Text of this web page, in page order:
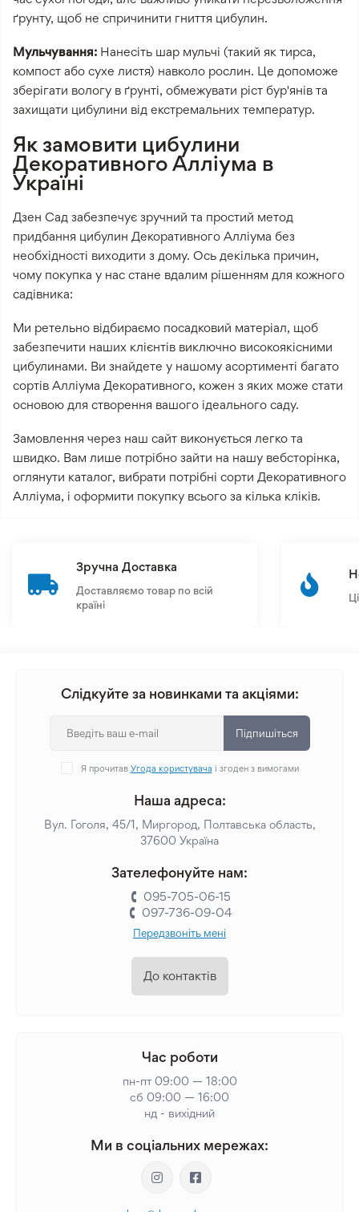
ґрунту, щоб не спричинити гниття цибулин.
Мульчування: Нанесіть шар мульчі (такий як тирса,
компост або сухе листя) навколо рослин. Це допоможе
зберігати вологу в ґрунті, обмежувати ріст бур'янів та
захищати цибулини від екстремальних температур.
Як замовити цибулини
Декоративного Алліума в
Україні
Дзен Сад забезпечує зручний та простий метод
придбання цибулин Декоративного Алліума без
необхідності виходити з дому. Ось декілька причин,
чому покупка у нас стане вдалим рішенням для кожного
садівника:
Ми ретельно відбираємо посадковий матеріал, щоб
забезпечити наших клієнтів виключно високоякісними
цибулинами. Ви знайдете у нашому асортименті багато
сортів Алліума Декоративного, кожен з яких може стати
основою для створення вашого ідеального саду.
Замовлення через наш сайт виконується легко та
швидко. Вам лише потрібно зайти на нашу вебсторінка,
оглянути каталог, вибрати потрібні сорти Декоративного
Алліума, і оформити покупку всього за кілька кліків.
Зручна Доставка
Доставляємо товар по всій
країні
Слідкуйте за новинками та акціями:
Підпишіться
Я прочитав Угода користувача і згоден з вимогами
Наша адреса:
Вул. Гоголя, 45/1, Миргород, Полтавська область,
37600 Україна
Зателефонуйте нам:
095-705-06-15
097-736-09-04
Передзвоніть мені
До контактів
Час роботи
пн-пт 09:00 — 18:00
сб 09:00 — 16:00
нд - вихідний
Ми в соціальних мережах: